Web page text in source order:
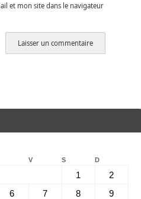
et mon site dans le navigateur
V S D
1
2
6 7 8
9